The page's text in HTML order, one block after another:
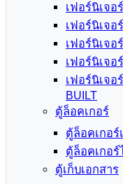
เฟอร์นิเจอ
เฟอร์นิเจอ
เฟอร์นิเจอ
เฟอร์นิเจอ
เฟอร์นิเจอ
BUILT
ตู้ล็อคเกอร์
ตู้ล็อคเกอร์
ตู้ล็อคเกอร์
ตู้เก็บเอกสาร